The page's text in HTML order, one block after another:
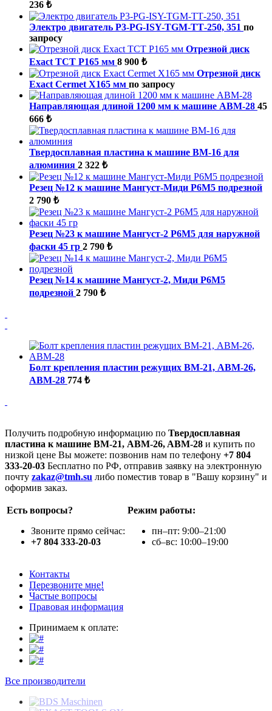
236 ₺
Электро двигатель P3-PG-ISY-TGM-ТТ-250, 351 по
запросу
Отрезной диск
Exact TCT P165 мм 8 900 ₺
Отрезной диск
Exact Cermet X165 мм по запросу
Направляющая длиной 1200 мм к машине ABM-28 45
666 ₺
Твердосплавная пластина к машине ВМ-16 для
алюминия 2 322 ₺
Резец №12 к машине Мангуст-Миди Р6М5 подрезной
2 790 ₺
Резец №23 к машине Мангуст-2 Р6М5 для наружной
фаски 45 гр 2 790 ₺
Резец №14 к машине Мангуст-2, Миди Р6М5
подрезной 2 790 ₺
Болт крепления пластин режущих ВМ-21, ABM-26,
ABM-28 774 ₺
Получить подробную информацию по Твердосплавная
пластина к машине ВМ-21, ABM-26, ABM-28 и купить по
низкой цене Вы можете: позвонив нам по телефону +7 804
333-20-03 Бесплатно по РФ, отправив заявку на электронную
почту zakaz@tmh.su либо поместив товар в "Вашу корзину" и
оформив заказ.
Есть вопросы?
Звоните прямо сейчас:
+7 804 333-20-03
Режим работы:
пн–пт: 9:00–21:00
сб–вс: 10:00–19:00
Контакты
Перезвоните мне!
Частые вопросы
Правовая информация
Принимаем к оплате:
Все производители